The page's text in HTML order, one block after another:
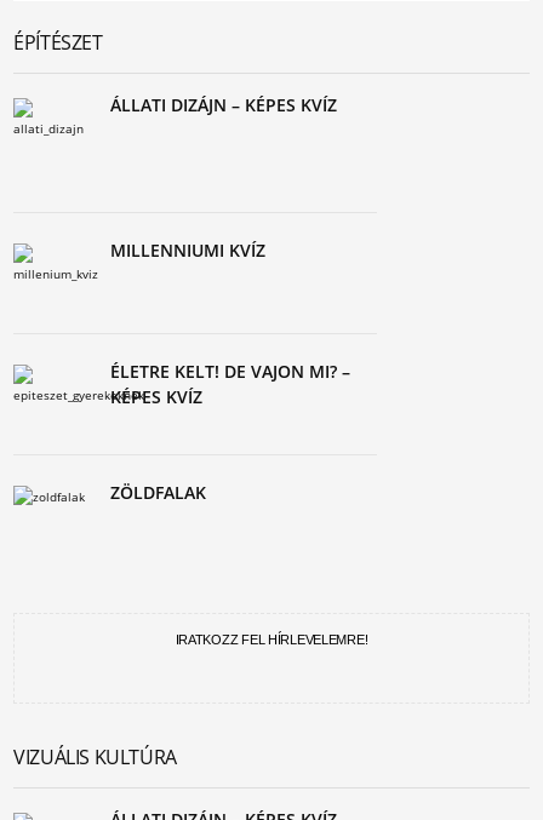
ÉPÍTÉSZET
ÁLLATI DIZÁJN – KÉPES KVÍZ
MILLENNIUMI KVÍZ
ÉLETRE KELT! DE VAJON MI? –
KÉPES KVÍZ
ZÖLDFALAK
IRATKOZZ FEL HÍRLEVELEMRE!
VIZUÁLIS KULTÚRA